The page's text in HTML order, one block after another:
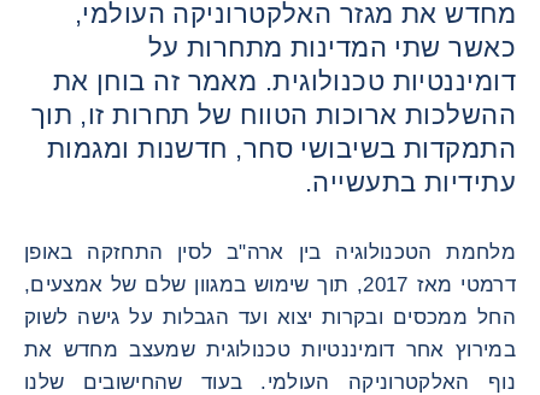
מחדש את מגזר האלקטרוניקה העולמי,
כאשר שתי המדינות מתחרות על
דומיננטיות טכנולוגית. מאמר זה בוחן את
ההשלכות ארוכות הטווח של תחרות זו, תוך
התמקדות בשיבושי סחר, חדשנות ומגמות
עתידיות בתעשייה.
מלחמת הטכנולוגיה בין ארה"ב לסין התחזקה באופן
דרמטי מאז 2017, תוך שימוש במגוון שלם של אמצעים,
החל ממכסים ובקרות יצוא ועד הגבלות על גישה לשוק
במירוץ אחר דומיננטיות טכנולוגית שמעצב מחדש את
נוף האלקטרוניקה העולמי. בעוד שהחישובים שלנו